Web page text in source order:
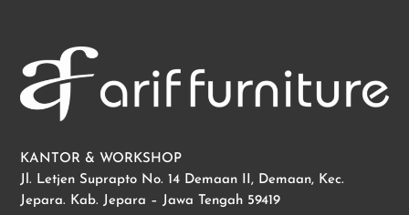
KANTOR & WORKSHOP
Jl. Letjen Suprapto No. 14 Demaan II, Demaan, Kec.
Jepara. Kab. Jepara – Jawa Tengah 59419